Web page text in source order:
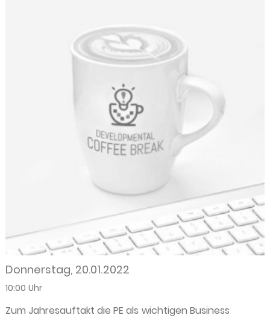
Donnerstag, 20.01.2022
10:00 Uhr
Zum Jahresauftakt die PE als wichtigen Business